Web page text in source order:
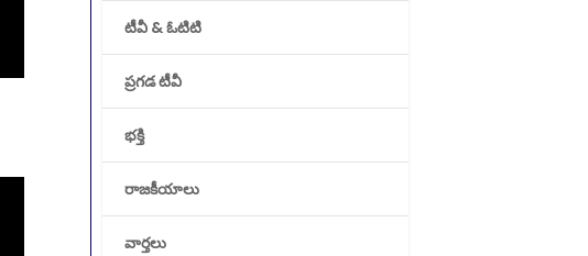
టీవీ & ఓటిటి
ప్రగడ టీవీ
భక్తి
రాజకీయాలు
వార్తలు